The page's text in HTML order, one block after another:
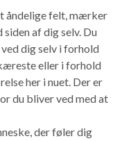
åndelige felt, mærker
af dig selv. Du
dig selv i forhold
eller i forhold
her i nuet. Der er
du bliver ved med at
der føler dig